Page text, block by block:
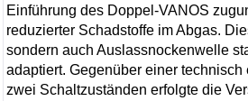
Einführung des Doppel-VANOS
reduzierter Schadstoffe im Abgas.
sondern auch Auslassnockenwelle
adaptiert. Gegenüber einer
zwei Schaltzuständen erfolgte die